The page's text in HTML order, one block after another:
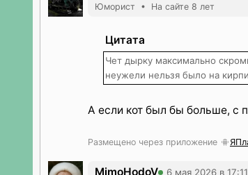
Юморист • На сайте 8 лет
Цитата
Чет дырку максимально
неужели нельзя было на
А если кот был бы больше, с
Размещено через приложение
MimoHodoV 6 мая 2026 в 17:11